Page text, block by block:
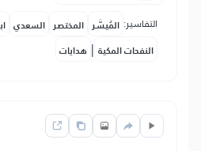
التفاسير: المُيسَّر المختصر السعدي
النفحات المكية | هدايات